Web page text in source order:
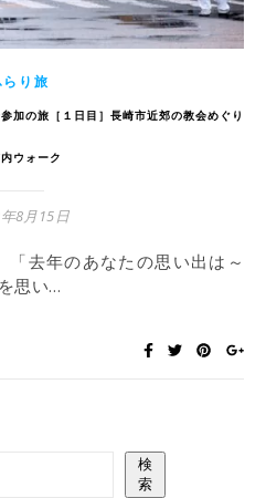
らり旅
加の旅［１日目］長崎市近郊の教会めぐり
ウォーク
8月15日
思い…
検
索